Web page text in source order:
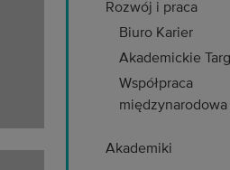
Rozwój i praca
Biuro Karier
Akademickie
Współpraca
międzynarodowa
Akademiki